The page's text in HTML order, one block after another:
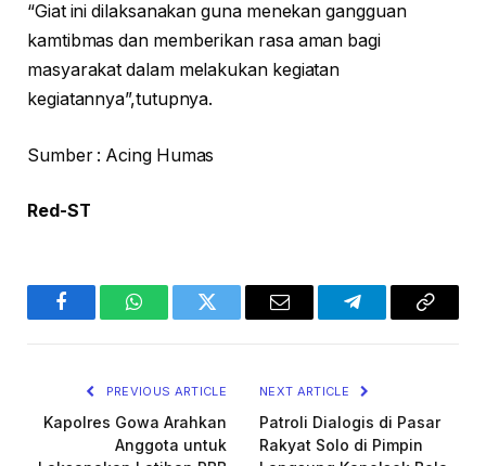
“Giat ini dilaksanakan guna menekan gangguan
kamtibmas dan memberikan rasa aman bagi
masyarakat dalam melakukan kegiatan
kegiatannya”,tutupnya.
Sumber : Acing Humas
Red-ST
FacebookWhatsAppTwitter Email TelegramCopy
PREVIOUS ARTICLE
Kapolres Gowa Arahkan
Anggota untuk
NEXT ARTICLE
Patroli Dialogis di Pasar
Rakyat Solo di Pimpin